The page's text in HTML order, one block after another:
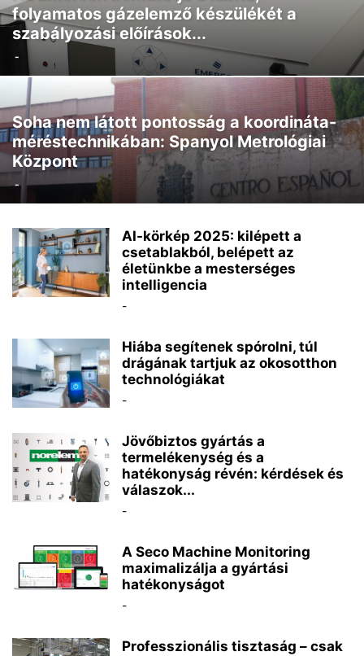
folyamatos gázelemző készülékét a
szabályozási előírások...
-
Soha nem látott pontosság a koordináta-
méréstechnikában: Spanyol Metrológiai
Központ
-
AI-körkép 2025: kilépett a
csetablakból, belépett az
életünkbe a mesterséges
intelligencia
-
Hiába segítenek spórolni, túl
drágának tartjuk az okosotthon
technológiákat
-
Jövőbiztos gyártás a
termelékenység és a
hatékonyság révén: kérdések és
válaszok...
-
A Seco Machine Monitoring
maximalizálja a gyártási
hatékonyságot
-
Professzionális tisztaság – csak